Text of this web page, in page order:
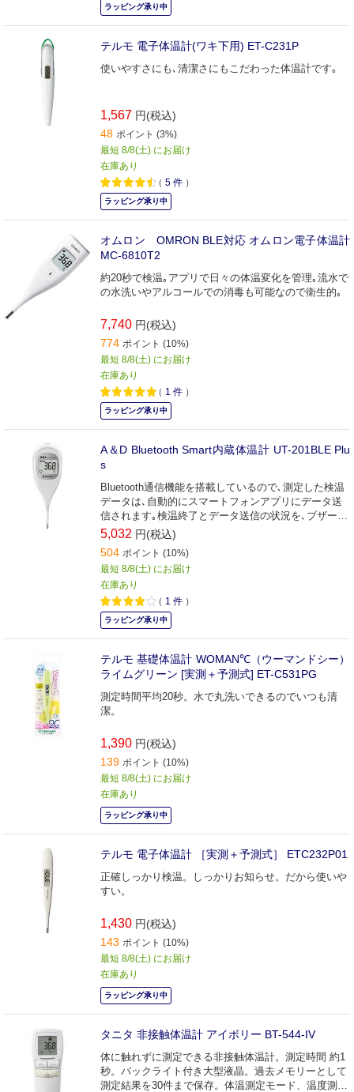
ラッピング承り中
テルモ 電子体温計(ワキ下用) ET-C231P
使いやすさにも､清潔さにもこだわった体温計です｡
1,567 円(税込)
48 ポイント (3%)
最短 8/8(土) にお届け
在庫あり
（ 5 件 ）
ラッピング承り中
オムロン OMRON BLE対応 オムロン電子体温計
MC-6810T2
約20秒で検温｡アプリで日々の体温変化を管理｡流水で
の水洗いやアルコールでの消毒も可能なので衛生的｡
7,740 円(税込)
774 ポイント (10%)
最短 8/8(土) にお届け
在庫あり
（ 1 件 ）
ラッピング承り中
A＆D Bluetooth Smart内蔵体温計 UT-201BLE Plu
s
Bluetooth通信機能を搭載しているので､測定した検温
データは､自動的にスマートフォンアプリにデータ送
信されます｡検温終了とデータ送信の状況を､ブザー音
と光でお知らせします｡
5,032 円(税込)
504 ポイント (10%)
最短 8/8(土) にお届け
在庫あり
（ 1 件 ）
ラッピング承り中
テルモ 基礎体温計 WOMAN℃（ウーマンドシー）
ライムグリーン [実測＋予測式] ET-C531PG
測定時間平均20秒。水で丸洗いできるのでいつも清
潔。
1,390 円(税込)
139 ポイント (10%)
最短 8/8(土) にお届け
在庫あり
ラッピング承り中
テルモ 電子体温計 ［実測＋予測式］ ETC232P01
正確しっかり検温。しっかりお知らせ。だから使いや
すい。
1,430 円(税込)
143 ポイント (10%)
最短 8/8(土) にお届け
在庫あり
ラッピング承り中
タニタ 非接触体温計 アイボリー BT-544-IV
体に触れずに測定できる非接触体温計。測定時間 約1
秒。バックライト付き大型液晶。過去メモリーとして
測定結果を30件まで保存。体温測定モード、温度測定